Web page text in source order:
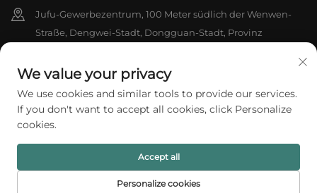
Jufu-Gewerbezentrum, 100 Meter südlich der Wenwen-
Straße, Dengwei-Stadt, Dongguan-Stadt, Provinz
+86-18802602550
[email protected]
Copyright © 2026 A1 Packing Co., Ltd. Alle Rechte vorbehalten.
Datenschutzrichtlinie
We value your privacy
We use cookies and similar tools to provide our services.
If you don't want to accept all cookies, click Personalize
cookies.
Personalize cookies
Accept all